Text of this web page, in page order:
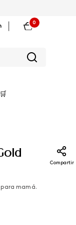
0
Compartir
mamá.